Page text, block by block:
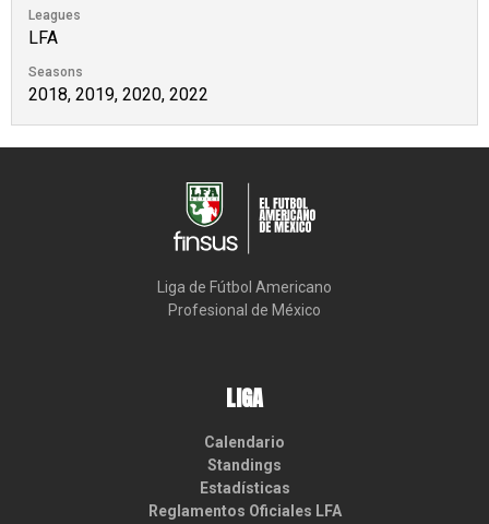
Leagues
LFA
Seasons
2018, 2019, 2020, 2022
Liga de Fútbol Americano
Profesional de México
LIGA
Calendario
Standings
Estadísticas
Reglamentos Oficiales LFA